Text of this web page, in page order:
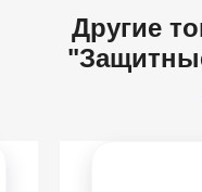
Другие